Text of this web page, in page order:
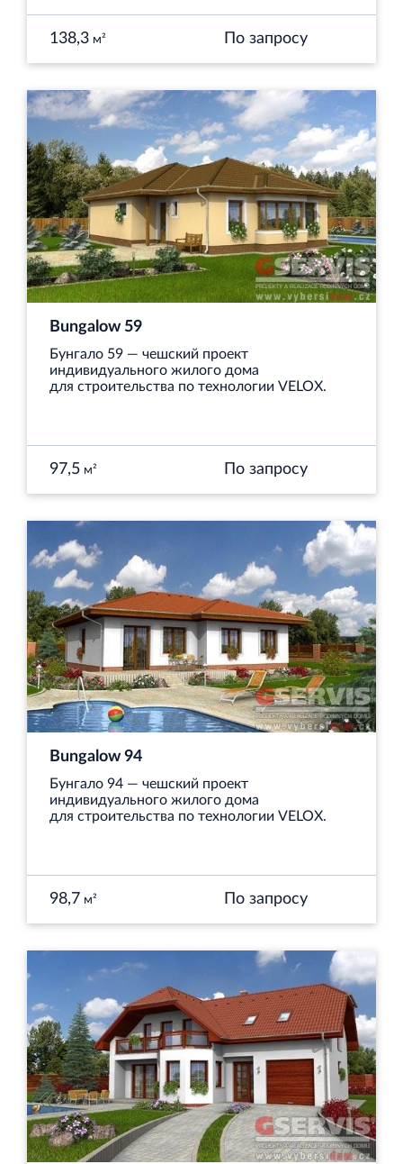
138,3 м² По запросу
Bungalow 59
Бунгало 59 — чешский проект
индивидуального жилого дома
для строительства по технологии VELOX.
97,5 м² По запросу
Bungalow 94
Бунгало 94 — чешский проект
индивидуального жилого дома
для строительства по технологии VELOX.
98,7 м² По запросу